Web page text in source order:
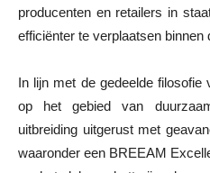
producenten en retailers in
efficiënter te verplaatsen binnen
In lijn met de gedeelde
op het gebied van
uitbreiding uitgerust met
waaronder een BREEAM